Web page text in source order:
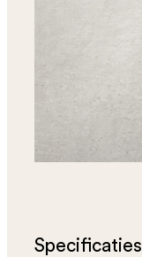
Specificaties